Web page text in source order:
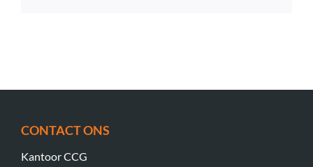
CONTACT ONS
Kantoor CCG